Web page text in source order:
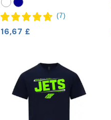
(7)
16,67 £